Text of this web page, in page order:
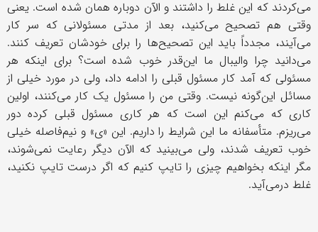
می‌کردند که این غلط را داشتند و الآن دوباره همان شده است. یعنی
وقتی هم تصحیح می‌کنید، بعد از مدتی مسئولانی که سر کار
می‌آیند، مجدداً باید این تصحیح‌ها را برای خودشان تعریف کنند.
می‌دانید چرا والیبال ما این‌قدر خوب شده است؟ برای اینکه هر
مسئولی که آمد کار مسئول قبلی را ادامه داد، ولی در مورد خیلی از
مسائل این‌گونه نیست. وقتی من را مسئول یک کار می‌کنند، اولین
کاری که می‌کنم این است که هر کاری مسئول قبلی کرده دور
می‌ریزم. متأسفانه ما این شرایط را داریم. این «ی» و نیم‌فاصله خیلی
خوب تعریف شدند، ولی می‌بینید که الآن دیگر رعایت نمی‌شوند،
مگر اینکه بخواهیم چیزی را تایپ کنیم که اگر درست تایپ نکنید،
غلط درمی‌آید.